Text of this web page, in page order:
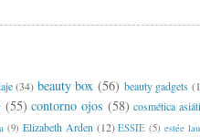
(34) beauty box (56) beauty gadgets
(55) contorno ojos (58) cosmética
(9) Elizabeth Arden (12) ESSIE (5) estée